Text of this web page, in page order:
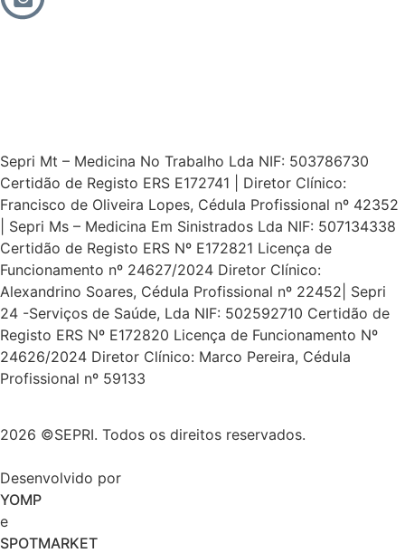
Sepri Mt – Medicina No Trabalho Lda NIF: 503786730
Certidão de Registo ERS E172741 | Diretor Clínico:
Francisco de Oliveira Lopes, Cédula Profissional nº 42352
| Sepri Ms – Medicina Em Sinistrados Lda NIF: 507134338
Certidão de Registo ERS Nº E172821 Licença de
Funcionamento nº 24627/2024 Diretor Clínico:
Alexandrino Soares, Cédula Profissional nº 22452| Sepri
24 -Serviços de Saúde, Lda NIF: 502592710 Certidão de
Registo ERS Nº E172820 Licença de Funcionamento Nº
24626/2024 Diretor Clínico: Marco Pereira, Cédula
Profissional nº 59133
2026 ©SEPRI. Todos os direitos reservados.
Desenvolvido por
YOMP
e
SPOTMARKET